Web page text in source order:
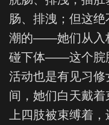
肠、排洩；但这
潮的——她们从入
碰下体——这个脘
活动也是有见习
间，她们白天戴
上四肢被束缚着